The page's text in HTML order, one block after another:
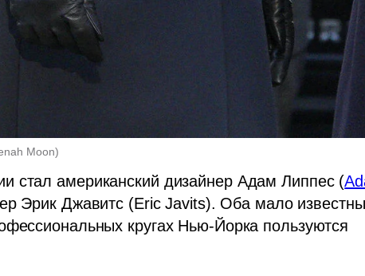
Moon)
стал американский дизайнер Адам Липпес (
Эрик Джавитс (Eric Javits). Оба мало известны
кругах Нью-Йорка пользуются